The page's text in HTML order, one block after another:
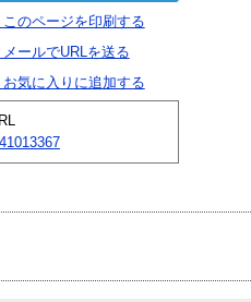
のページを印刷する
ールでURLを送る
お気に入りに追加する